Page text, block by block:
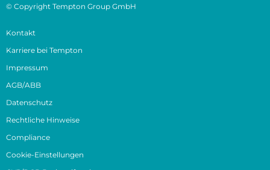
© Copyright Tempton Group GmbH
Kontakt
Karriere bei Tempton
Impressum
AGB/ABB
Datenschutz
Rechtliche Hinweise
Compliance
Cookie-Einstellungen